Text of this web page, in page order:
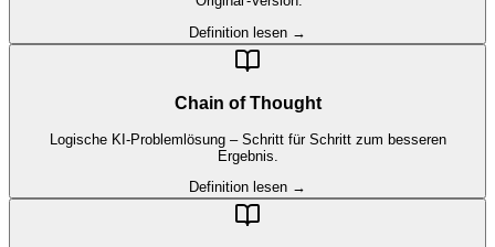
Definition lesen →
Chain of Thought
Logische KI-Problemlösung – Schritt für Schritt zum besseren
Ergebnis.
Definition lesen →